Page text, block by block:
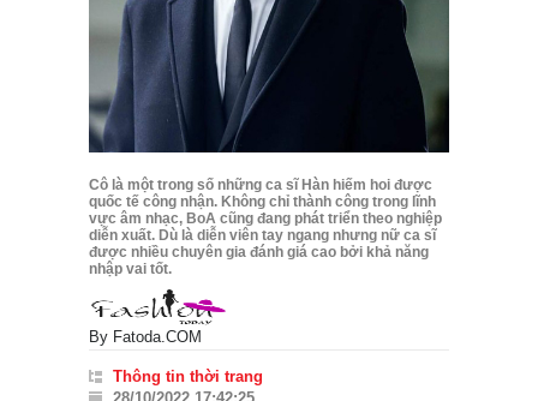
Cô là một trong số những ca sĩ Hàn hiếm hoi được
quốc tế công nhận. Không chỉ thành công trong lĩnh
vực âm nhạc, BoA cũng đang phát triển theo nghiệp
diễn xuất. Dù là diễn viên tay ngang nhưng nữ ca sĩ
được nhiều chuyên gia đánh giá cao bởi khả năng
nhập vai tốt.
By Fatoda.COM
Thông tin thời trang